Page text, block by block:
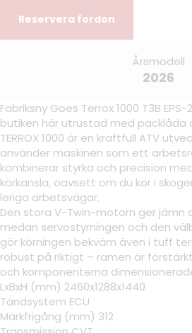
Reservera fordon
Årsmodell
2026
Fabriksny Goes Terrox 1000 T3B
butiken här utrustad med packlåda
TERROX 1000 är en kraftfull ATV
använder maskinen som ett
kombinerar styrka och precision
körkänsla, oavsett om du kör i
leriga arbetsvägar.
Den stora V-Twin-motorn ger jämn
medan servostyrningen och den
gör körningen bekväm även i tuff
robust på riktigt – ramen är
och komponenterna
LxBxH (mm) 2460x1288x1440
Tändsystem ECU
Markfrigång (mm) 312